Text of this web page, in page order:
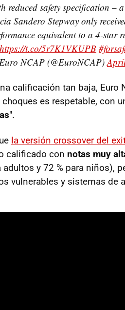
reduced safety specification –
Sandero Stepway only
equivalent to a 4-star
https://t.co/5r7K1VKUPB
NCAP (@EuroNCAP)
calificación tan baja, Euro
es respetable, con
".
la versión crossover del
calificado con notas muy
adultos y 72 % para niños),
vulnerables y sistemas de